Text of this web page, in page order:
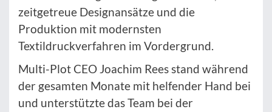
zeitgetreue Designansätze und die
Produktion mit modernsten
Textildruckverfahren im Vordergrund.
Multi-Plot CEO Joachim Rees stand während
der gesamten Monate mit helfender Hand bei
und unterstützte das Team bei der